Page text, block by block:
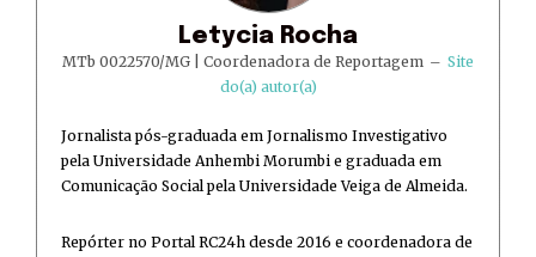
Letycia Rocha
MTb 0022570/MG | Coordenadora de Reportagem – Site
do(a) autor(a)
Jornalista pós-graduada em Jornalismo Investigativo
pela Universidade Anhembi Morumbi e graduada em
Comunicação Social pela Universidade Veiga de Almeida.
Repórter no Portal RC24h desde 2016 e coordenadora de